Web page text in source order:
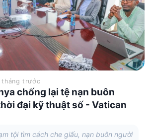
tháng trước
chống lại tệ nạn buôn
đại kỹ thuật số - Vatican
tội tìm cách che giấu, nạn buôn người